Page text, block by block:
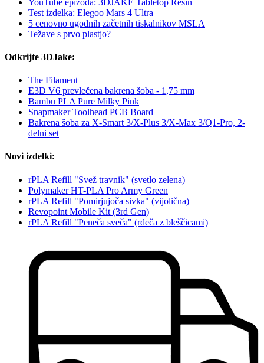
Test izdelka: Elegoo Mars 4 Ultra
5 cenovno ugodnih začetnih tiskalnikov MSLA
Težave s prvo plastjo?
Odkrijte 3DJake:
The Filament
E3D V6 prevlečena bakrena šoba - 1,75 mm
Bambu PLA Pure Milky Pink
Snapmaker Toolhead PCB Board
Bakrena šoba za X-Smart 3/X-Plus 3/X-Max 3/Q1-Pro, 2-
delni set
Novi izdelki:
rPLA Refill "Svež travnik" (svetlo zelena)
Polymaker HT-PLA Pro Army Green
rPLA Refill "Pomirjujoča sivka" (vijolična)
Revopoint Mobile Kit (3rd Gen)
rPLA Refill "Peneča sveča" (rdeča z bleščicami)